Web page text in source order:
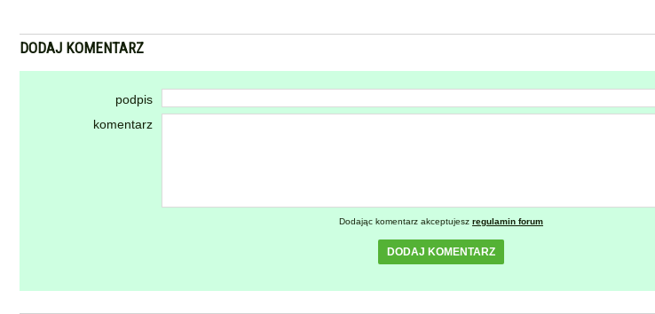
DODAJ KOMENTARZ
podpis
komentarz
Dodając komentarz akceptujesz regulamin forum
DODAJ KOMENTARZ